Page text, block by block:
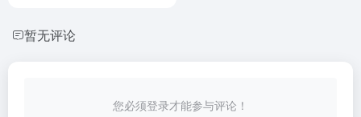
暂无评论
您必须登录才能参与评论！